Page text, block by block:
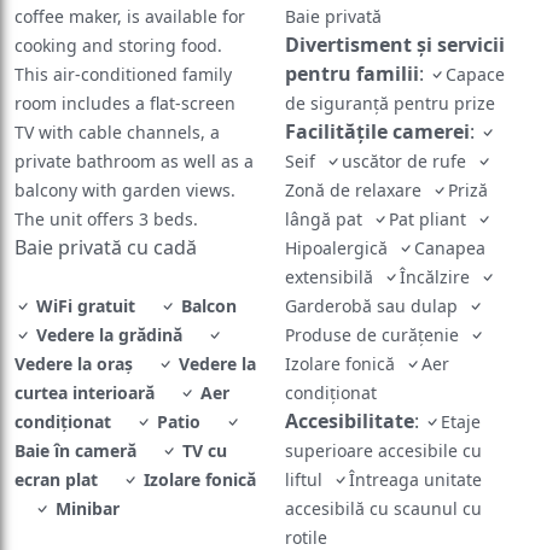
coffee maker, is available for
cooking and storing food.
This air-conditioned family
room includes a flat-screen
TV with cable channels, a
private bathroom as well as a
balcony with garden views.
The unit offers 3 beds.
Baie privată cu cadă
WiFi gratuit
Balcon
Vedere la grădină
Vedere la oraș
Vedere la
curtea interioară
Aer
condiţionat
Patio
Baie în cameră
TV cu
ecran plat
Izolare fonică
Minibar
Baie privată
Divertisment și servicii
pentru familii:
Capace
de siguranță pentru prize
Facilităţile camerei:
Seif
uscător de rufe
Zonă de relaxare
Priză
lângă pat
Pat pliant
Hipoalergică
Canapea
extensibilă
Încălzire
Garderobă sau dulap
Produse de curățenie
Izolare fonică
Aer
condiţionat
Accesibilitate:
Etaje
superioare accesibile cu
liftul
Întreaga unitate
accesibilă cu scaunul cu
rotile